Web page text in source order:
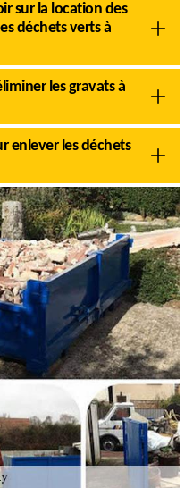
sur la location des
déchets verts à
les gravats à
enlever les déchets